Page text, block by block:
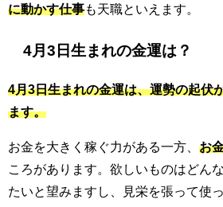
に動かす仕事も天職といえます。
4月3日生まれの金運は？
4月3日生まれの金運は、運勢の起伏
ます。
お金を大きく稼ぐ力がある一方、 お
ころがあります。欲しいものはどん
たいと望みますし、見栄を張って使